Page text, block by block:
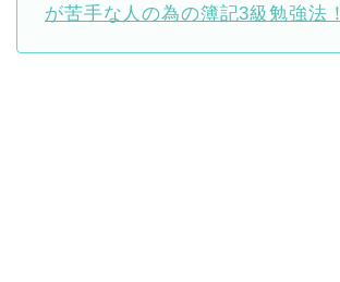
が苦手な人の為の簿記3級勉強法！